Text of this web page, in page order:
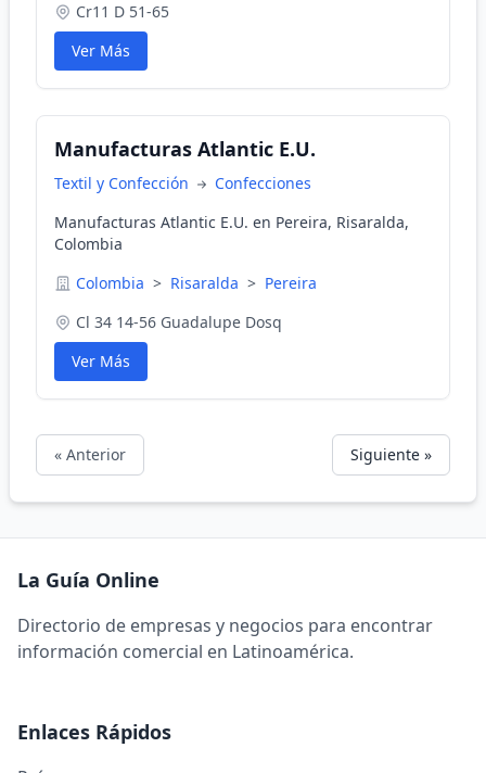
Cr11 D 51-65
Ver Más
Manufacturas Atlantic E.U.
Textil y Confección
Confecciones
Manufacturas Atlantic E.U. en Pereira, Risaralda,
Colombia
Colombia > Risaralda > Pereira
Cl 34 14-56 Guadalupe Dosq
Ver Más
« Anterior Siguiente »
La Guía Online
Directorio de empresas y negocios para encontrar
información comercial en Latinoamérica.
Enlaces Rápidos